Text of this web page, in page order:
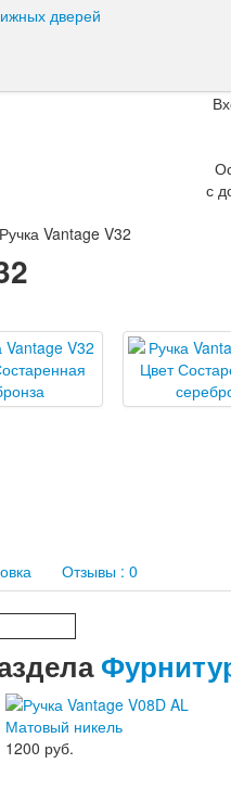
дверей
с
Ручка Vantage V32
Отзывы : 0
1200 руб.